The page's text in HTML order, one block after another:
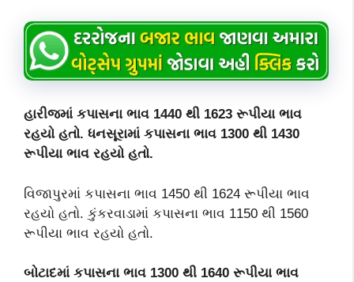
હારીજમાં કપાસના ભાવ 1440 થી 1623 રૂપીયા ભાવ
રહયો હતો. ધનસૂરામાં કપાસના ભાવ 1300 થી 1430
રૂપીયા ભાવ રહયો હતો.
વિજાપુરમાં કપાસના ભાવ 1450 થી 1624 રૂપીયા ભાવ
રહયો હતો. કુંકરવાડામાં કપાસના ભાવ 1150 થી 1560
રૂપીયા ભાવ રહયો હતો.
બોટાદમાં કપાસના ભાવ 1300 થી 1640 રૂપીયા ભાવ